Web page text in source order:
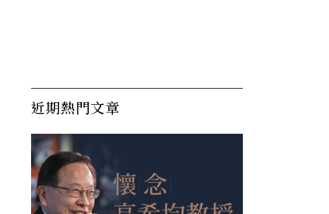
近期熱門文章